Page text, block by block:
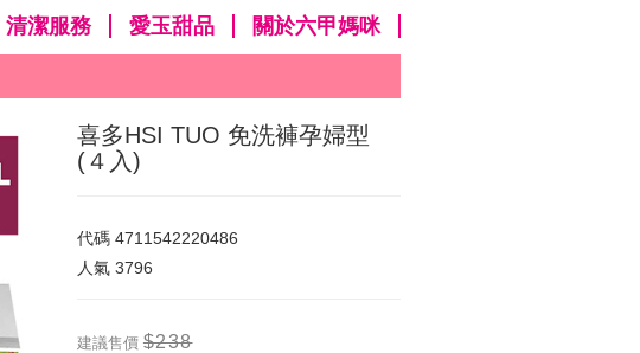
清潔服務 愛玉甜品 關於六甲媽咪
喜多HSI TUO 免洗褲孕婦型
(４入)
代碼 4711542220486
人氣 3796
建議售價 $238